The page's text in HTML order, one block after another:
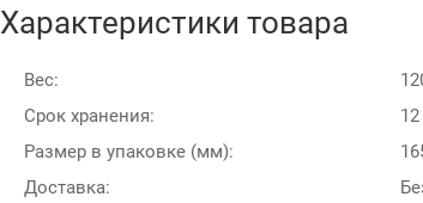
Характеристики товара
Вес:
Срок хранения:
Размер в упаковке (мм):
Доставка: